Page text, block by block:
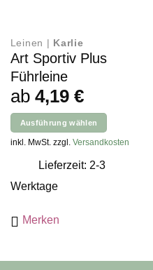
Leinen | Karlie
Art Sportiv Plus
Führleine
ab 4,19 €
Ausführung wählen
Dieses
mehrere
Die
inkl. MwSt. zzgl. Versandkosten
Lieferzeit: 2-3
Werktage
Merken